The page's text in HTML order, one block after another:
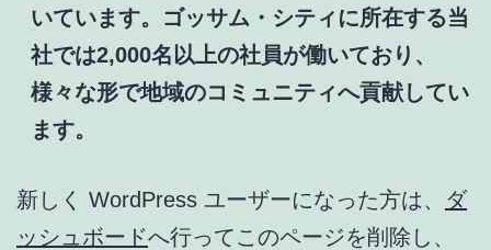
いています。ゴッサム・シティに所在する当
社では2,000名以上の社員が働いており、
様々な形で地域のコミュニティへ貢献してい
ます。
新しく WordPress ユーザーになった方は、 ダ
ッシュボードへ行ってこのページを削除し、